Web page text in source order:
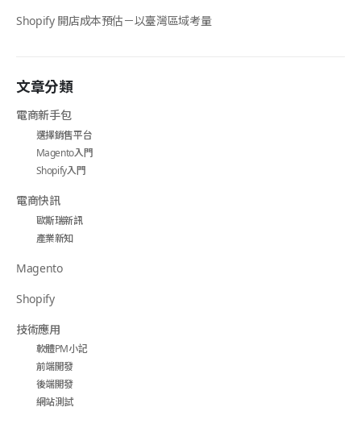
Shopify 開店成本預估－以臺灣區域考量
文章分類
電商新手包
選擇銷售平台
Magento入門
Shopify入門
電商快訊
歐斯瑞新訊
產業新知
Magento
Shopify
技術應用
軟體PM小記
前端開發
後端開發
網站測試